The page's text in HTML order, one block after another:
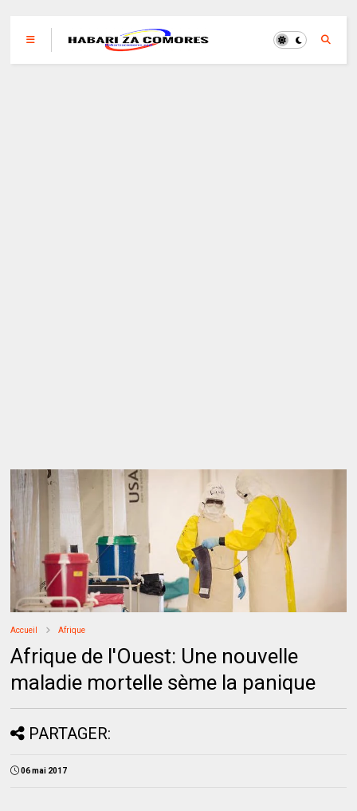
Accueil Afrique
Afrique de l'Ouest: Une nouvelle
maladie mortelle sème la panique
PARTAGER:
06 mai 2017